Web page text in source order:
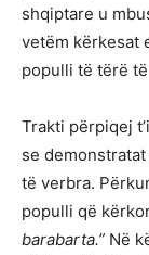
shqiptare u
vetëm kërkesat
populli të tërë
Trakti përpiqej
se
të verbra.
populli që
barabarta.” Në